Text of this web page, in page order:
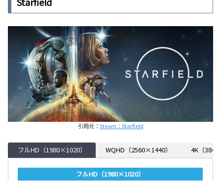
引用元： Steam：Starfield
フルHD（1980×1020） WQHD（2560×1440） 4K（
フルHD（1980×1020）